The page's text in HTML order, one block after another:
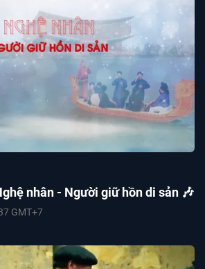
nhân - Người giữ hồn di sản 🎶
GMT+7